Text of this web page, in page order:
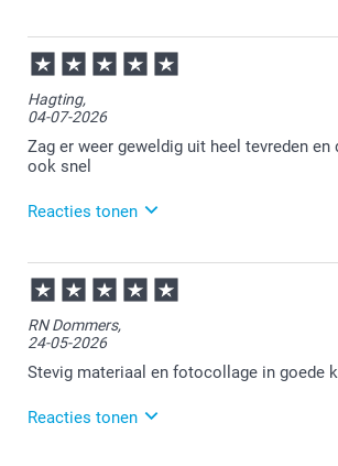
20-07-2026
14:46
Bedankt voor je review. Fijn om te
tevreden bent met je placemat.
ervan en we zien je graag nog eens
Hagting,
04-07-2026
Zag er weer geweldig uit heel tevreden en
ook snel
Reacties tonen
07-07-2026
13:38
Bedankt voor je review. Leuk om te
placemats bij ons hebt besteld en
bent. Heel veel plezier ervan en we
eens terug.
RN Dommers,
24-05-2026
Stevig materiaal en fotocollage in goede
Reacties tonen